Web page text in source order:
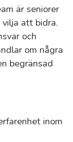
är seniorer
vilja att bidra.
och
om några
begränsad
inom